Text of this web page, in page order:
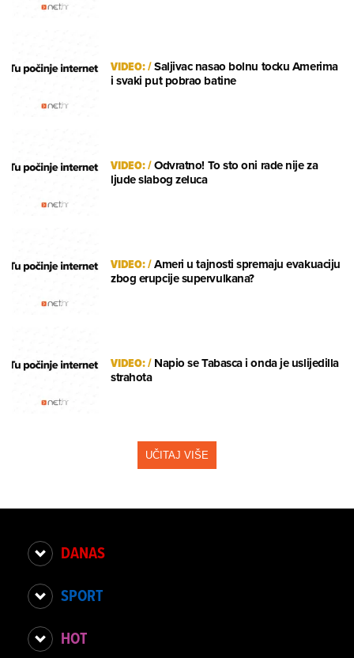
VIDEO:/Saljivac nasao bolnu tocku Amerima
i svaki put pobrao batine
VIDEO:/Odvratno! To sto oni rade nije za
ljude slabog zeluca
VIDEO:/Ameri u tajnosti spremaju evakuaciju
zbog erupcije supervulkana?
VIDEO:/Napio se Tabasca i onda je uslijedilla
strahota
UČITAJ VIŠE
DANAS
SPORT
HOT